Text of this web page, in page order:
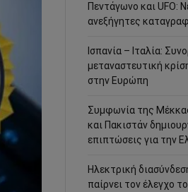
Πεντάγωνο και UFO:
ανεξήγητες
Ισπανία – Ιταλία:
μεταναστευτική
στην Ευρώπη
Συμφωνία της
και Πακιστάν
επιπτώσεις για την
Ηλεκτρική
παίρνει τον έλεγχο